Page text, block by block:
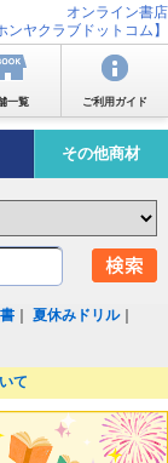
オンライン書店
ンヤクラブドットコム】
一覧 ご利用ガイド
その他商材
｜夏休みドリル｜
て